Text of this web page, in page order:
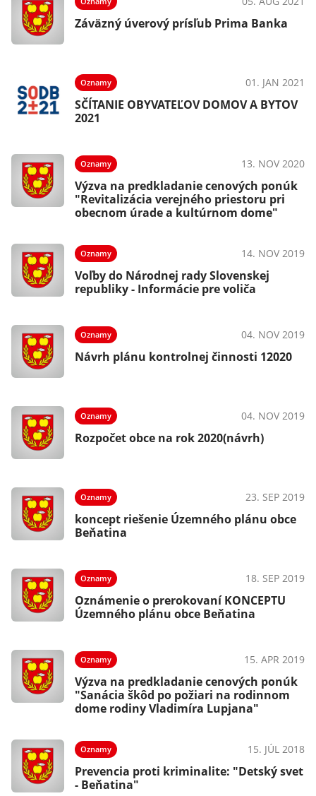
Záväzný úverový prísľub Prima Banka
Oznamy 01. JAN 2021
SČÍTANIE OBYVATEĽOV DOMOV A BYTOV
2021
Oznamy 13. NOV 2020
Výzva na predkladanie cenových ponúk
"Revitalizácia verejného priestoru pri
obecnom úrade a kultúrnom dome"
Oznamy 14. NOV 2019
Voľby do Národnej rady Slovenskej
republiky - Informácie pre voliča
Oznamy 04. NOV 2019
Návrh plánu kontrolnej činnosti 12020
Oznamy 04. NOV 2019
Rozpočet obce na rok 2020(návrh)
Oznamy 23. SEP 2019
koncept riešenie Územného plánu obce
Beňatina
Oznamy 18. SEP 2019
Oznámenie o prerokovaní KONCEPTU
Územného plánu obce Beňatina
Oznamy 15. APR 2019
Výzva na predkladanie cenových ponúk
"Sanácia škôd po požiari na rodinnom
dome rodiny Vladimíra Lupjana"
Oznamy 15. JÚL 2018
Prevencia proti kriminalite: "Detský svet
- Beňatina"